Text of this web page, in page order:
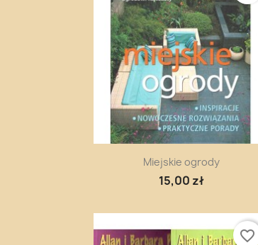
Szybki podgląd
Miejskie ogrody
15,00 zł
favorite_border